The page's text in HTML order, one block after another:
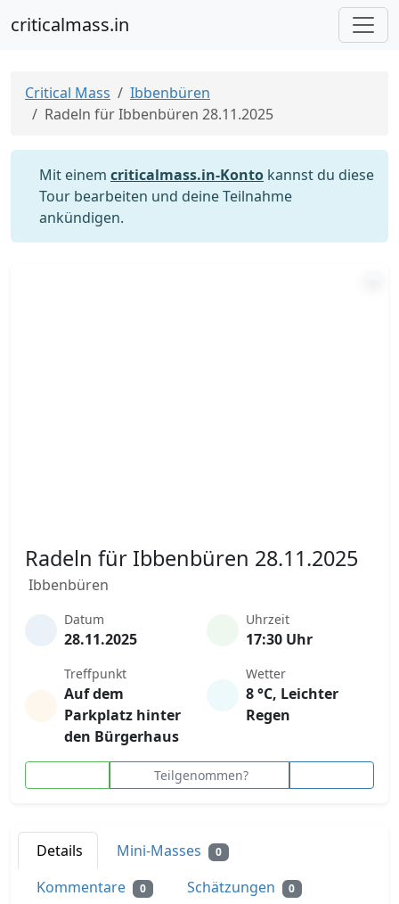
criticalmass.in
Critical Mass
Ibbenbüren
Radeln für Ibbenbüren 28.11.2025
Mit einem criticalmass.in-Konto kannst du diese
Tour bearbeiten und deine Teilnahme
ankündigen.
Radeln für Ibbenbüren 28.11.2025
Ibbenbüren
Datum
28.11.2025
Uhrzeit
17:30 Uhr
Treffpunkt
Auf dem
Parkplatz hinter
den Bürgerhaus
Wetter
8 °C, Leichter
Regen
Teilgenommen?
Details Mini-Masses 0
Kommentare 0 Schätzungen 0